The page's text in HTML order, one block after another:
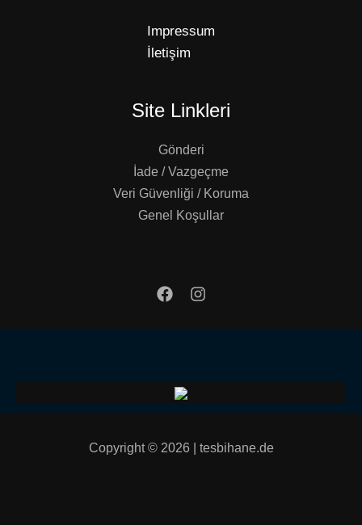
Impressum
İletişim
Site Linkleri
Gönderi
İade / Vazgeçme
Veri Güvenliği / Koruma
Genel Koşullar
Copyright © 2026 | tesbihane.de